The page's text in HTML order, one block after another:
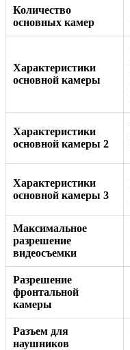
Количество
основных камер
Характеристики
основной камеры
Характеристики
основной камеры 2
Характеристики
основной камеры 3
Максимальное
разрешение
видеосъемки
Разрешение
фронтальной
камеры
Разъем для
наушников